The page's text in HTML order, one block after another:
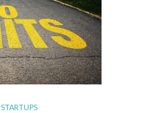
STARTUPS